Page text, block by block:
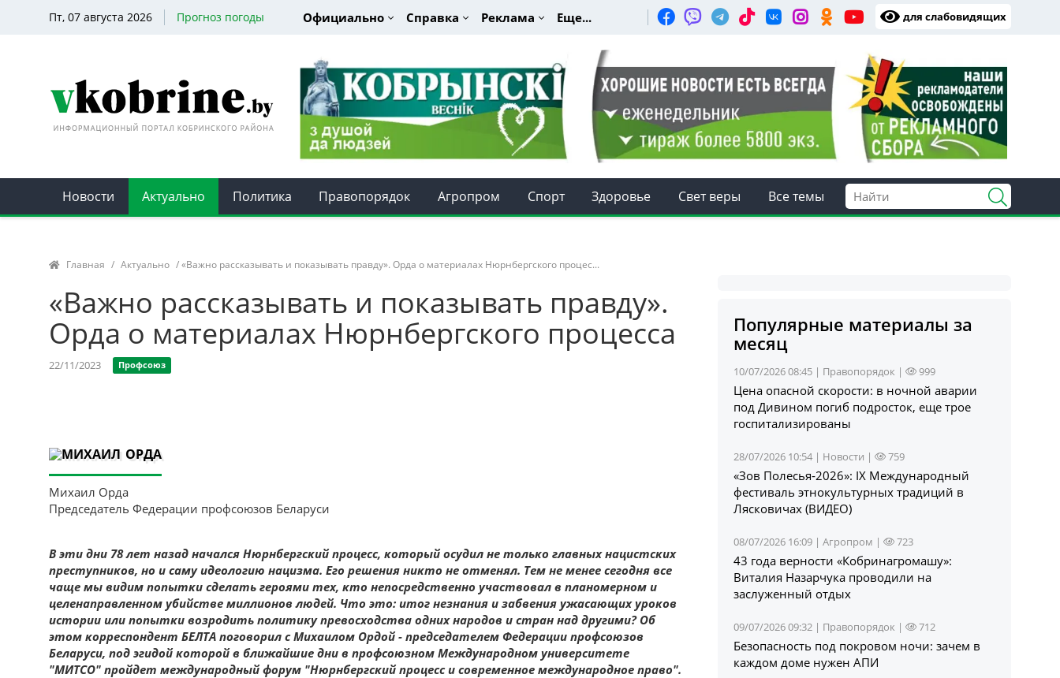
Пт, 07 августа 2026 Прогноз погоды Официально Справка Реклама Еще... для слабовидящих
Новости Актуально Политика Правопорядок Агропром Спорт Здоровье Свет веры Все темы
Главная / Актуально / «Важно рассказывать и показывать правду». Орда о материалах Нюрнбергского процес...
«Важно рассказывать и показывать правду».
Орда о материалах Нюрнбергского процесса
22/11/2023 Профсоюз
Михаил Орда
Председатель Федерации профсоюзов Беларуси
В эти дни 78 лет назад начался Нюрнбергский процесс, который осудил не только главных нацистских
преступников, но и саму идеологию нацизма. Его решения никто не отменял. Тем не менее сегодня все
чаще мы видим попытки сделать героями тех, кто непосредственно участвовал в планомерном и
целенаправленном убийстве миллионов людей. Что это: итог незнания и забвения ужасающих уроков
истории или попытки возродить политику превосходства одних народов и стран над другими? Об
этом корреспондент БЕЛТА поговорил с Михаилом Ордой - председателем Федерации профсоюзов
Беларуси, под эгидой которой в ближайшие дни в профсоюзном Международном университете
"МИТСО" пройдет международный форум "Нюрнбергский процесс и современное международное право".
Популярные материалы за
месяц
10/07/2026 08:45 | Правопорядок | 999
Цена опасной скорости: в ночной аварии
под Дивином погиб подросток, еще трое
госпитализированы
28/07/2026 10:54 | Новости | 759
«Зов Полесья‑2026»: IX Международный
фестиваль этнокультурных традиций в
Лясковичах (ВИДЕО)
08/07/2026 16:09 |Агропром | 723
43 года верности «Кобринагромашу»:
Виталия Назарчука проводили на
заслуженный отдых
09/07/2026 09:32 | Правопорядок | 712
Безопасность под покровом ночи: зачем в
каждом доме нужен АПИ